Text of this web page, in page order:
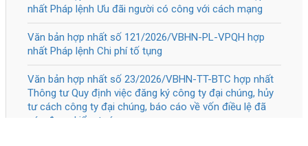
308/2026/NĐ-CP
Quy định chi tiết một số điều của Luật
hỗ trợ của Nhà nước đối với doanh
nghiệp và Quỹ đào tạo nhân lực của
doanh nghiệp
Tài liệu đính kèm